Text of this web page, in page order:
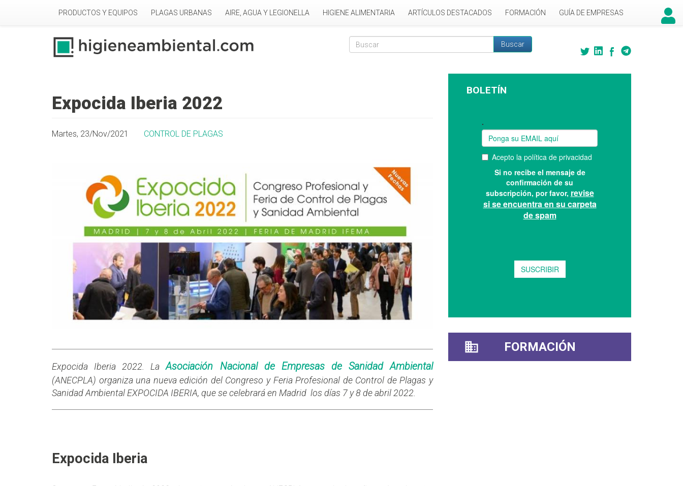
PRODUCTOS Y EQUIPOS PLAGAS URBANAS AIRE, AGUA Y LEGIONELLA HIGIENE ALIMENTARIA ARTÍCULOS DESTACADOS FORMACIÓN GUÍA DE EMPRESAS
Formulario de búsqueda
Buscar
Expocida Iberia 2022
Martes, 23/Nov/2021 CONTROL DE PLAGAS
Expocida Iberia 2022. LaAsociación Nacional de Empresas de Sanidad Ambiental
(ANECPLA) organiza una nueva edición del Congreso y Feria Profesional de Control de Plagas y
Sanidad Ambiental EXPOCIDA IBERIA, que se celebrará en Madrid los días 7 y 8 de abril 2022.
Expocida Iberia
BOLETÍN
FORMACIÓN